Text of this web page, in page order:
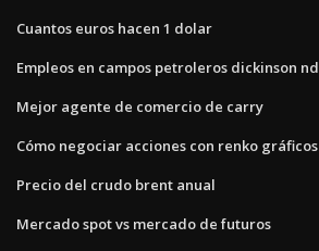
Cuantos euros hacen 1 dolar
Empleos en campos petroleros dickinson nd
Mejor agente de comercio de carry
Cómo negociar acciones con renko gráficos
Precio del crudo brent anual
Mercado spot vs mercado de futuros